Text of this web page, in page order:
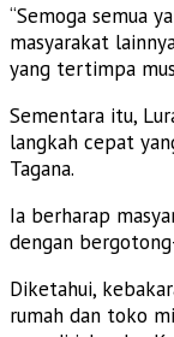
“Semoga semua
masyarakat
yang tertimpa
Sementara itu,
langkah cepat
Tagana.
Ia berharap
dengan
Diketahui,
rumah dan toko